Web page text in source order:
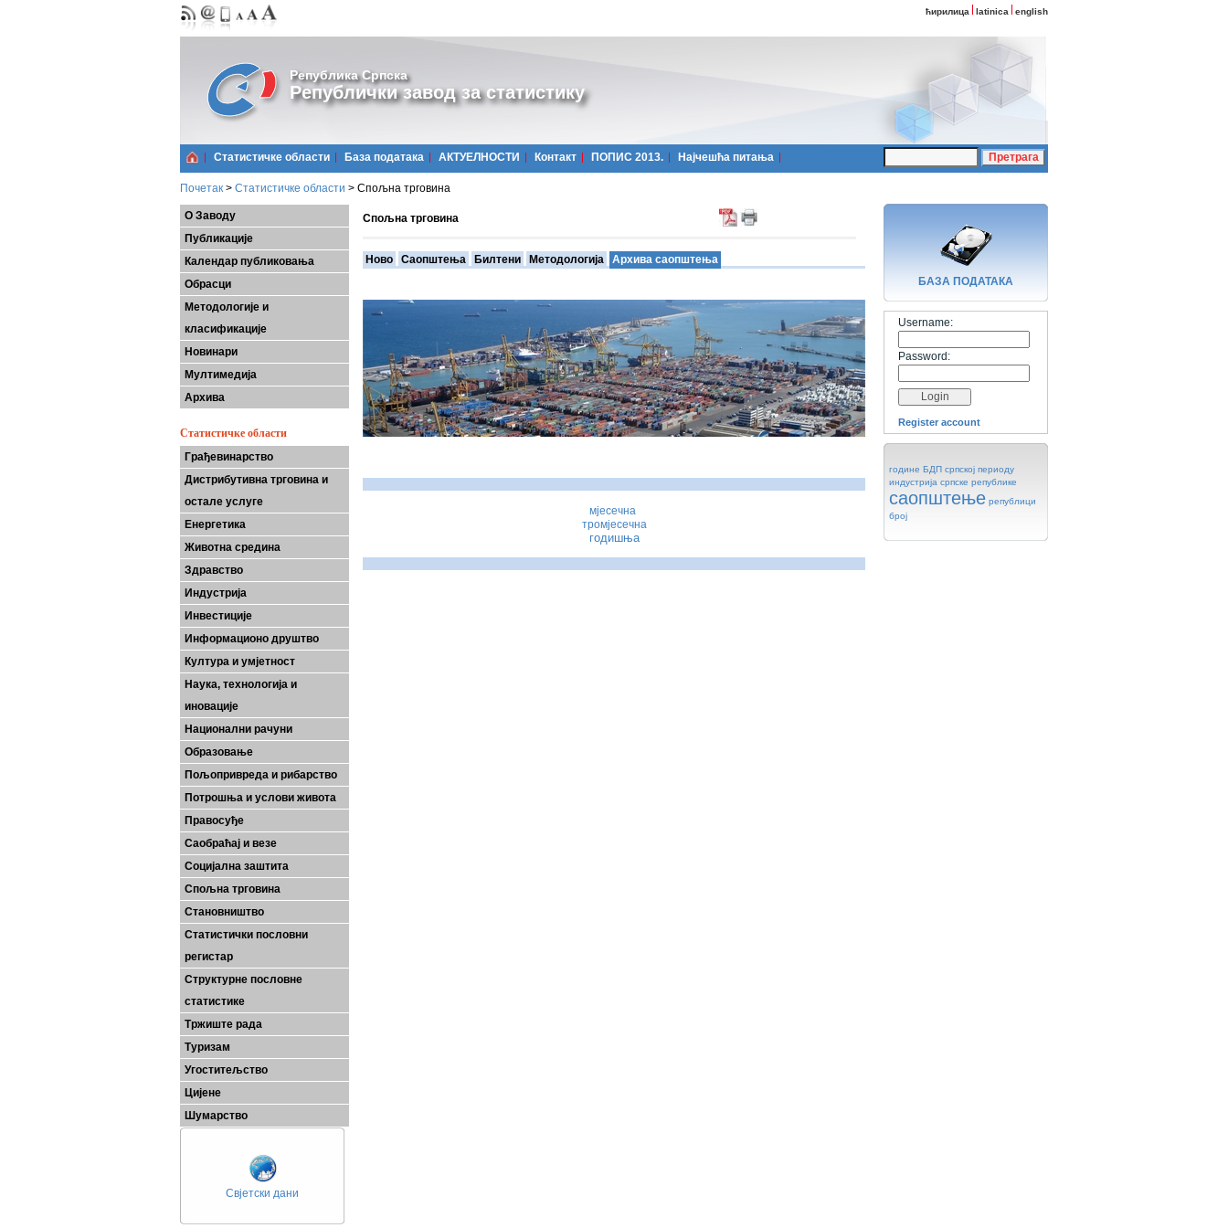
ћирилица latinica english
Република Српска
Републички завод за статистику
Статистичке области Базa података АКТУЕЛНОСТИ Контакт ПОПИС 2013. Најчешћa питања
Почетак > Статистичке области > Спољна трговина
О Заводу
Публикације
Календар публиковања
Обрасци
Методологије и
класификације
Новинари
Мултимедија
Архива
Статистичке области
Грађевинарство
Дистрибутивна трговина и
остале услуге
Енергетика
Животна средина
Здравство
Индустрија
Инвестиције
Информационо друштво
Култура и умјетност
Наука, технологија и
иновације
Национални рачуни
Образовање
Пољопривреда и рибарство
Потрошња и услови живота
Правосуђе
Саобраћај и везе
Социјална заштита
Спољна трговина
Становништво
Статистички пословни
регистар
Структурне пословне
статистике
Тржиште рада
Туризам
Угоститељство
Цијене
Шумарство
Свјетски дани
Спољна трговина
Ново Саопштења Билтени Методологија Архива саопштења
мјесечна
тромјесечна
годишња
БАЗA ПОДАТАКА
Username:
Password:
Register account
године БДП српској периоду
индустрија српске републике
саопштење републици
број